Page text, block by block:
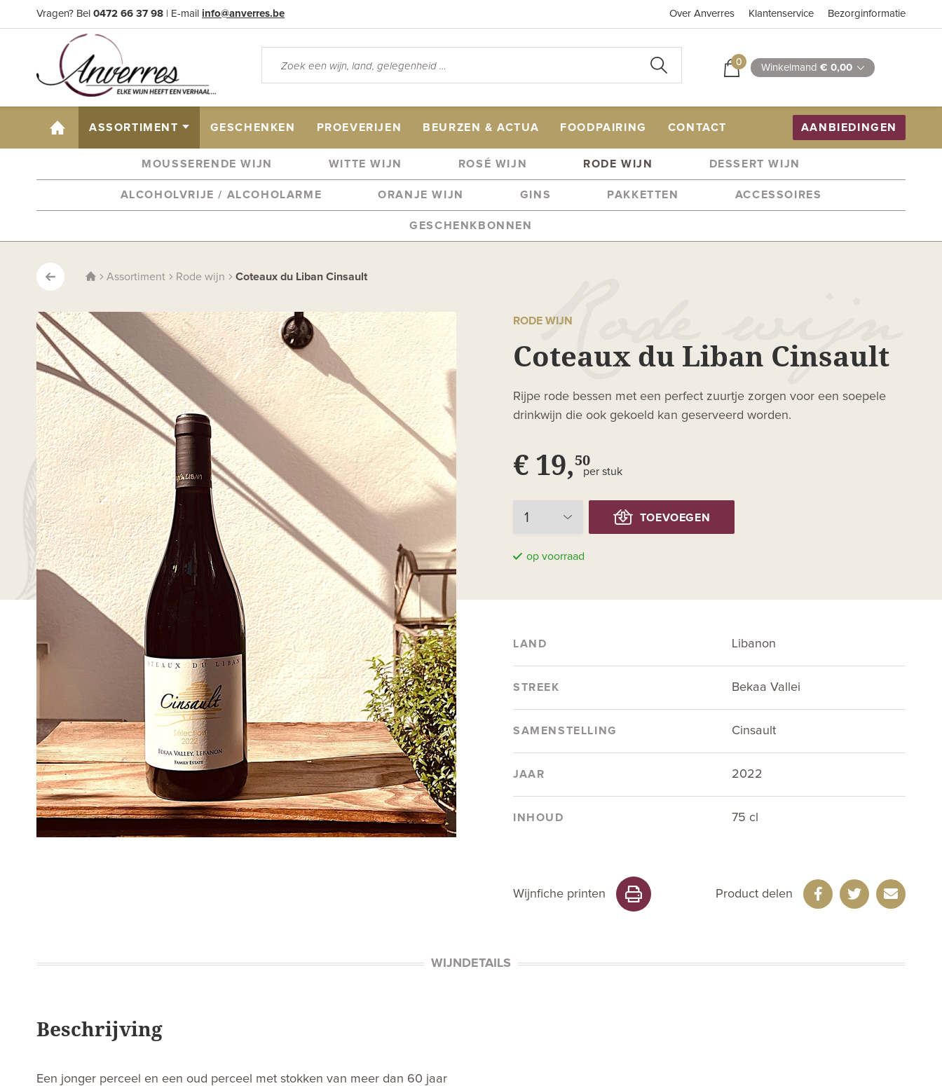
Vragen? Bel 0472 66 37 98 | E-mail info@anverres.be Over Anverres Klantenservice Bezorginformatie
0 Winkelmand € 0,00
HOME ASSORTIMENT GESCHENKEN PROEVERIJEN BEURZEN & ACTUA FOODPAIRING CONTACT AANBIEDINGEN
MOUSSERENDE WIJN WITTE WIJN ROSÉ WIJN RODE WIJN DESSERT WIJN
ALCOHOLVRIJE / ALCOHOLARME ORANJE WIJN GINS PAKKETTEN ACCESSOIRES
GESCHENKBONNEN
Assortiment Rode wijn Coteaux du Liban Cinsault
RODE WIJN
Coteaux du Liban Cinsault
Rijpe rode bessen met een perfect zuurtje zorgen voor een soepele
drinkwijn die ook gekoeld kan geserveerd worden.
€ 19,50
per stuk
TOEVOEGEN
op voorraad
LAND Libanon
STREEK Bekaa Vallei
SAMENSTELLING Cinsault
JAAR 2022
INHOUD 75 cl
Wijnfiche printen Product delen
WIJNDETAILS
Beschrijving
Een jonger perceel en een oud perceel met stokken van meer dan 60 jaar